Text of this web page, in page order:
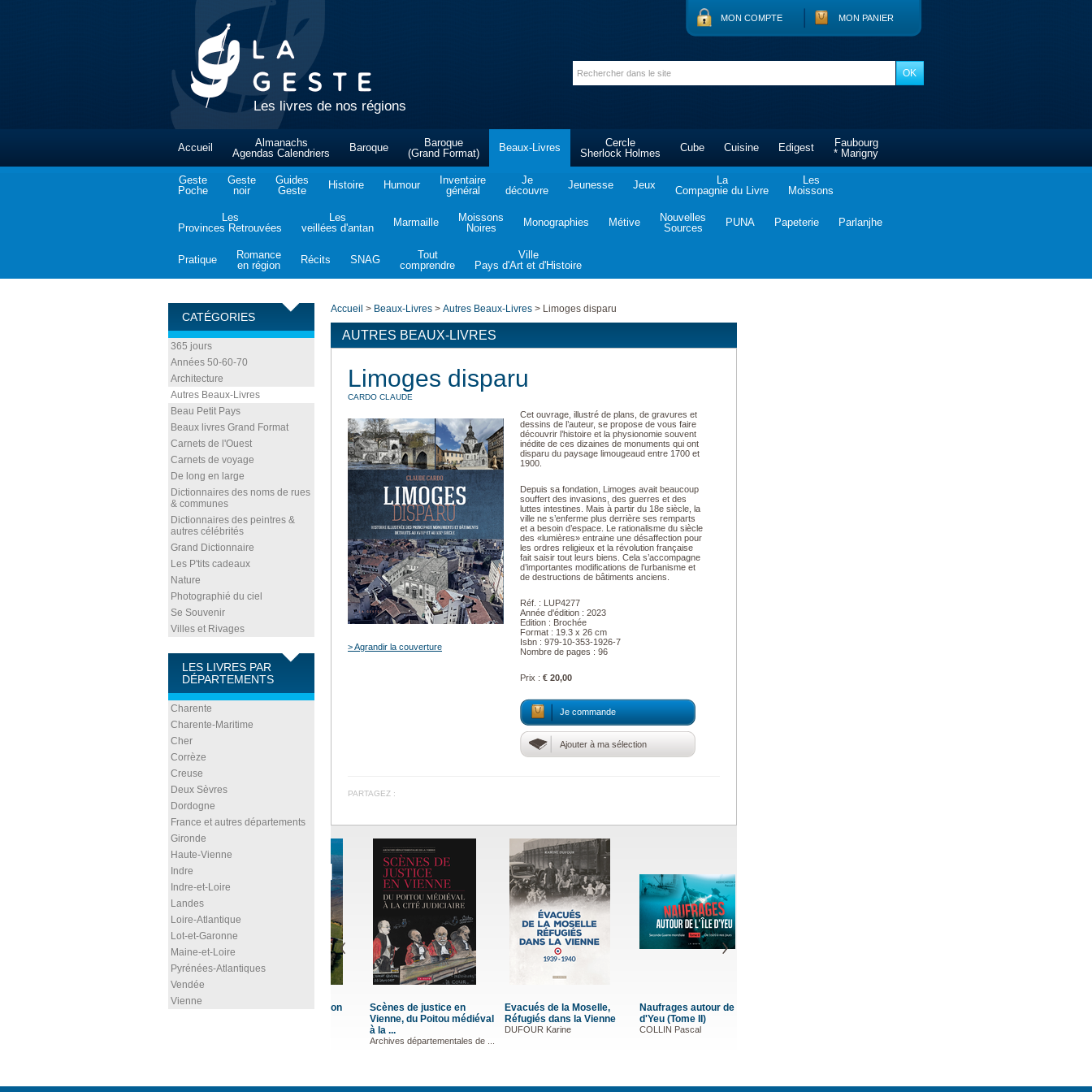
Les livres de nos régions
MON COMPTE MON PANIER
Accueil
Almanachs
Agendas Calendriers
Baroque
Baroque
(Grand Format)
Beaux-Livres
Cercle
Sherlock Holmes
Cube Cuisine Edigest
Faubourg
* Marigny
Geste
Poche
Geste
noir
Guides
Geste
Histoire Humour
Inventaire
général
Je
découvre
Jeunesse Jeux
La
Compagnie du Livre
Les
Moissons
Les
Provinces Retrouvées
Les
veillées d'antan
Marmaille
Moissons
Noires
Monographies Métive
Nouvelles
Sources
PUNA Papeterie Parlanjhe
Pratique
Romance
en région
Récits SNAG
Tout
comprendre
Ville
Pays d'Art et d'Histoire
CATÉGORIES
365 jours
Années 50-60-70
Architecture
Autres Beaux-Livres
Beau Petit Pays
Beaux livres Grand Format
Carnets de l'Ouest
Carnets de voyage
De long en large
Dictionnaires des noms de rues
& communes
Dictionnaires des peintres &
autres célébrités
Grand Dictionnaire
Les P'tits cadeaux
Nature
Photographié du ciel
Se Souvenir
Villes et Rivages
LES LIVRES PAR
DÉPARTEMENTS
Charente
Charente-Maritime
Cher
Corrèze
Creuse
Deux Sèvres
Dordogne
France et autres départements
Gironde
Haute-Vienne
Indre
Indre-et-Loire
Landes
Loire-Atlantique
Lot-et-Garonne
Maine-et-Loire
Pyrénées-Atlantiques
Vendée
Vienne
Accueil > Beaux-Livres > Autres Beaux-Livres > Limoges disparu
AUTRES BEAUX-LIVRES
Limoges disparu
CARDO CLAUDE
> Agrandir la couverture
Cet ouvrage, illustré de plans, de gravures et
dessins de l’auteur, se propose de vous faire
découvrir l’histoire et la physionomie souvent
inédite de ces dizaines de monuments qui ont
disparu du paysage limougeaud entre 1700 et
1900.
Depuis sa fondation, Limoges avait beaucoup
souffert des invasions, des guerres et des
luttes intestines. Mais à partir du 18e siècle, la
ville ne s’enferme plus derrière ses remparts
et a besoin d’espace. Le rationalisme du siècle
des «lumières» entraine une désaffection pour
les ordres religieux et la révolution française
fait saisir tout leurs biens. Cela s’accompagne
d’importantes modifications de l’urbanisme et
de destructions de bâtiments anciens.
Réf. : LUP4277
Année d'édition : 2023
Edition : Brochée
Format : 19.3 x 26 cm
Isbn : 979-10-353-1926-7
Nombre de pages : 96
Prix : € 20,00
Je commande
Ajouter à ma sélection
PARTAGEZ :
Scènes de justice en
Naufrages autour de l'île
d'Yeu (Tome II)
COLLIN Pascal
Chic Emprise Chantaco
Association JAKINTZA